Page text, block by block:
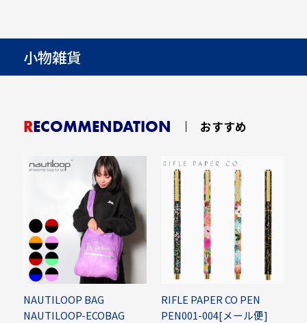
小物雑貨
RECOMMENDATION おすすめ
NAUTILOOP BAG
NAUTILOOP-ECOBAG
RIFLE PAPER CO PEN
PEN001-004[メール便]